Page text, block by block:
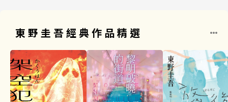
東野圭吾經典作品精選